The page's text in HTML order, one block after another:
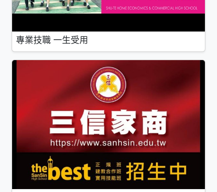
專業技職 一生受用